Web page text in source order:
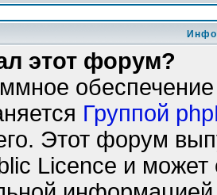
этот форум?
Группой
Этот форум
Licence и может